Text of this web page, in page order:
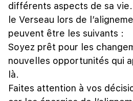
différents aspects de sa
le Verseau lors de
peuvent être les suivants :
Soyez prêt pour les
nouvelles opportunités qui
là.
Faites attention à vos